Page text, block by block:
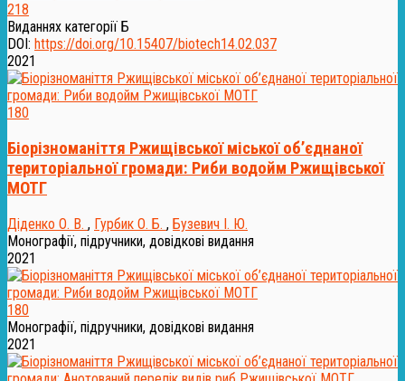
218
Виданнях категорії Б
DOI: https://doi.org/10.15407/biotech14.02.037
2021
180
Біорізноманіття Ржищівської міської об’єднаної
територіальної громади: Риби водойм Ржищівської
МОТГ
Діденко О. В. , Гурбик О. Б. , Бузевич І. Ю.
Монографії, підручники, довідкові видання
2021
180
Монографії, підручники, довідкові видання
2021